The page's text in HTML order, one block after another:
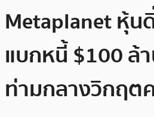
Metaplanet หุ้น
แบกหนี้ $100 ล้
ท่ามกลางวิกฤต